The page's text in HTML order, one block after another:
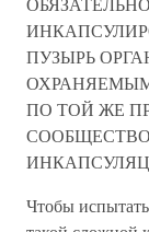
ПУЗЫРЬ
ПО ТОЙ ЖЕ
СООБЩЕСТВО
Чтобы